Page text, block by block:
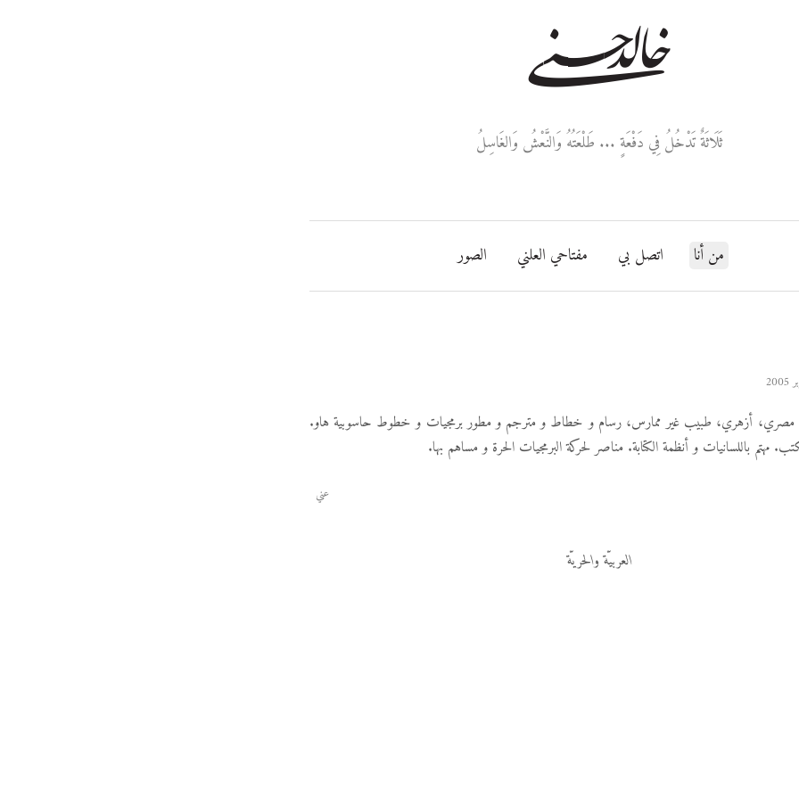
خالد حسني
ثَلَاثَةٌ تَدْخُلُ فِي دَفْعَةٍ ... طَلْعَتُهُ وَالنَّعْشُ وَالغَاسِلُ
من أنا اتصل بي مفتاحي العلني الصور
مصري، أزهري، طبيب غير ممارس، رسام و خطاط و مترجم و مطور برمجيات و خطوط حاسوبية هاو.
مهتم باللسانيات و أنظمة الكتابة. مناصر لحركة البرمجيات الحرة و مساهم بها.
عني
العربيّة والحريّة